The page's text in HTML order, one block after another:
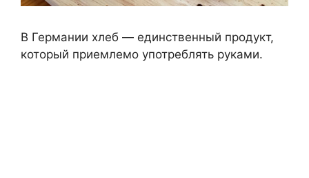
В Германии хлеб — единственный продукт,
который приемлемо употреблять руками.